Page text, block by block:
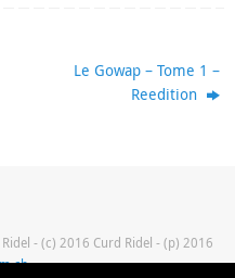
Le Gowap – Tome 1 –
Reedition
- (c) 2016 Curd Ridel - (p) 2016